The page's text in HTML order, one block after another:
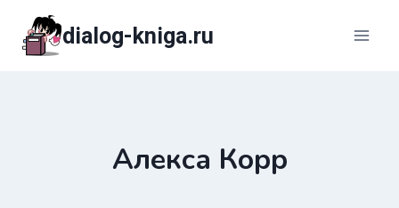
содержимому
dialog-kniga.ru
Алекса Корр